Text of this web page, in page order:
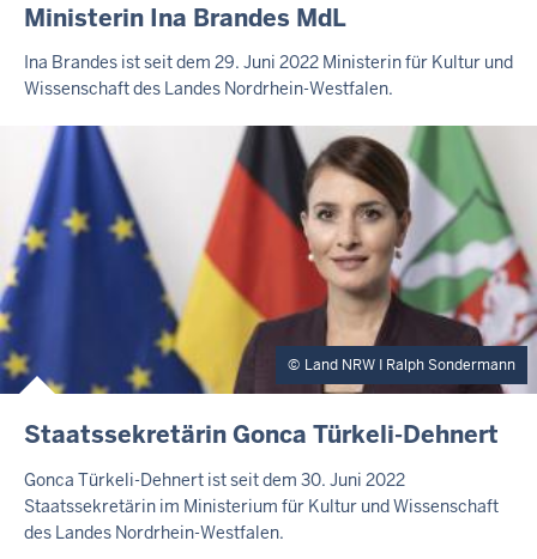
Ministerin Ina Brandes MdL
Ina Brandes ist seit dem 29. Juni 2022 Ministerin für Kultur und
Wissenschaft des Landes Nordrhein-Westfalen.
Land NRW I Ralph Sondermann
Staatssekretärin Gonca Türkeli-Dehnert
Gonca Türkeli-Dehnert ist seit dem 30. Juni 2022
Staatssekretärin im Ministerium für Kultur und Wissenschaft
des Landes Nordrhein-Westfalen.